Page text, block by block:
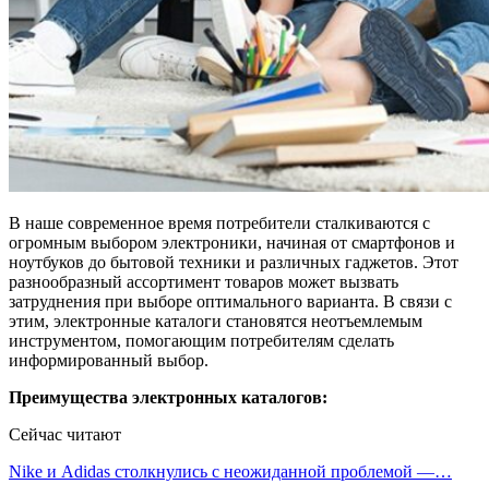
В наше современное время потребители сталкиваются с
огромным выбором электроники, начиная от смартфонов и
ноутбуков до бытовой техники и различных гаджетов. Этот
разнообразный ассортимент товаров может вызвать
затруднения при выборе оптимального варианта. В связи с
этим, электронные каталоги становятся неотъемлемым
инструментом, помогающим потребителям сделать
информированный выбор.
Преимущества электронных каталогов:
Сейчас читают
Nike и Adidas столкнулись с неожиданной проблемой —…